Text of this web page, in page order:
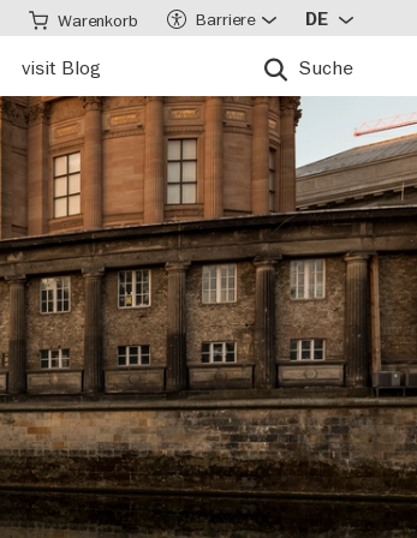
visit Blog Suche
Warenkorb Barriere DE